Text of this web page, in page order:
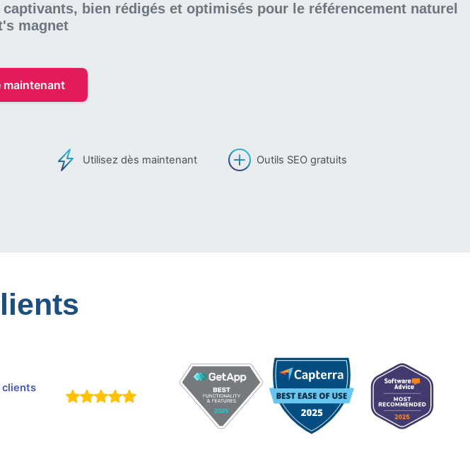
bien rédigés et optimisés pour le référencement naturel
magnet
maintenant
Utilisez dès maintenant Outils SEO gratuits
clients